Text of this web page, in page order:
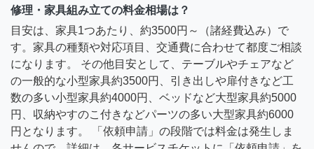
修理・家具組み立ての料金相場は？
目安は、家具1つあたり、約3500円～（諸経費込み）で
す。家具の種類や対応項目、交通費に合わせて都度ご相談
になります。 その他目安として、テーブルやチェアなど
の一般的な小型家具約3500円、引き出しや扉付きなど工
数の多い小型家具約4000円、ベッドなど大型家具約5000
円、収納やすのこ付きなどパーツの多い大型家具約6000
円となります。 「依頼申請」の段階では料金は発生しま